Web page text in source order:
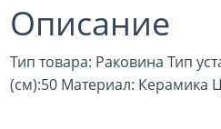
Описание
Тип товара: Раковина Тип
(см):50 Материал: Керамика